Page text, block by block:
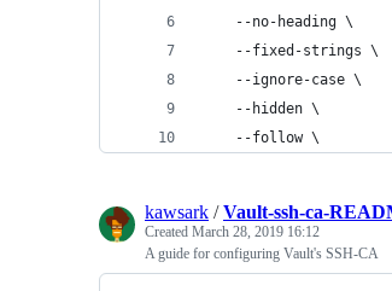
	--no-heading \
	--fixed-strings \
	--ignore-case \
	--hidden \
	--follow \
kawsark /Vault-ssh-ca-
Created March 28, 2019 16:12
A guide for configuring Vault's SSH-CA